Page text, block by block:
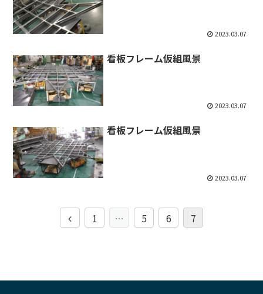
2023.03.07
看板フレーム仮組風景
2023.03.07
看板フレーム仮組風景
2023.03.07
1 … 5 6 7